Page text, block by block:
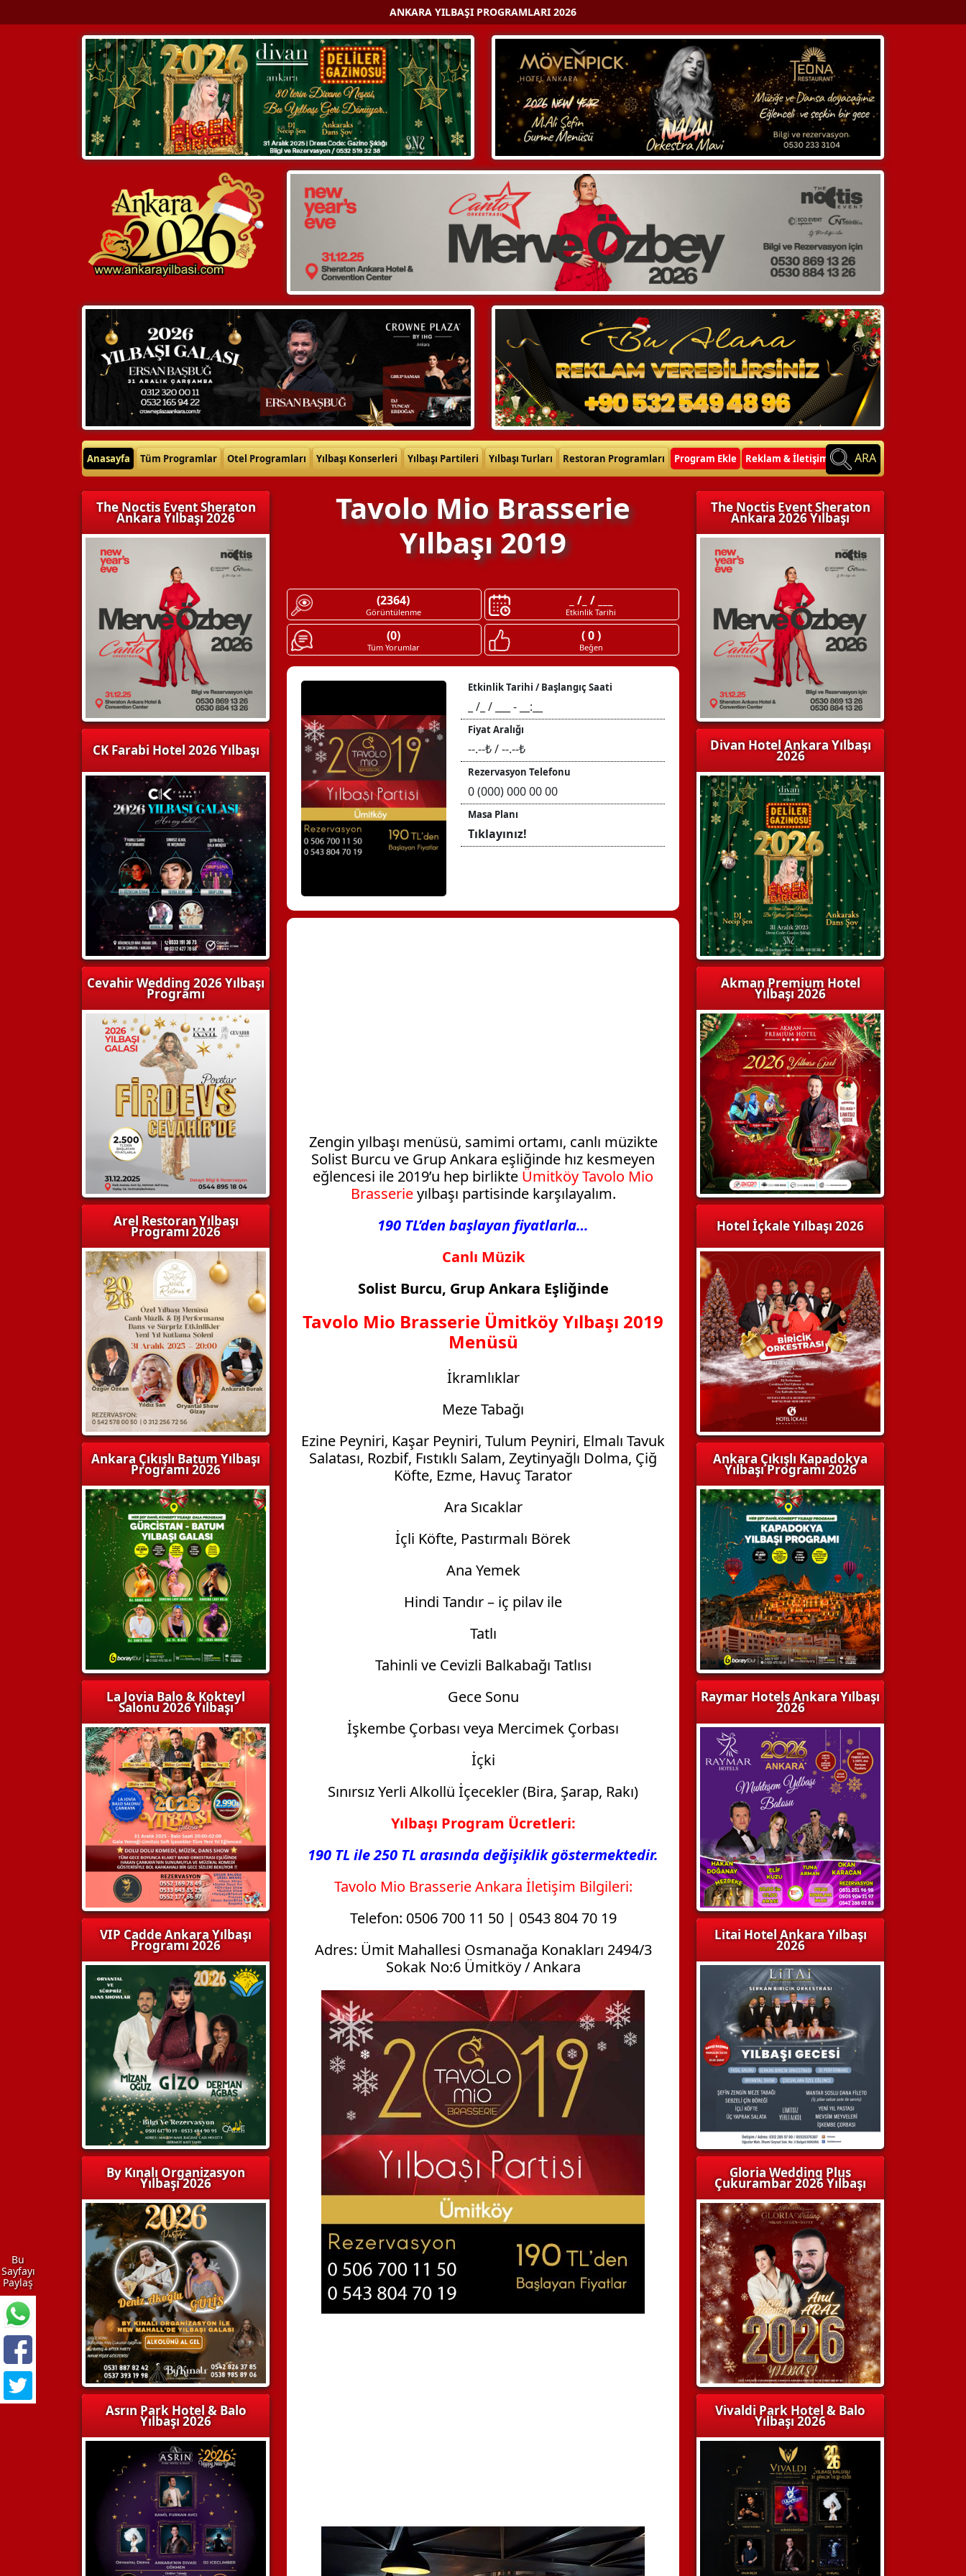
ANKARA YILBAŞI PROGRAMLARI 2026
Anasayfa Tüm Programlar Otel Programları Yılbaşı Konserleri Yılbaşı Partileri Yılbaşı Turları Restoran Programları Program Ekle Reklam & İletişim ARA
The Noctis Event Sheraton
Ankara Yılbaşı 2026
CK Farabi Hotel 2026 Yılbaşı
Cevahir Wedding 2026 Yılbaşı
Programı
Arel Restoran Yılbaşı
Programı 2026
Ankara Çıkışlı Batum Yılbaşı
Programı 2026
La Jovia Balo & Kokteyl
Salonu 2026 Yılbaşı
VIP Cadde Ankara Yılbaşı
Programı 2026
By Kınalı Organizasyon
Yılbaşı 2026
Asrın Park Hotel & Balo
Yılbaşı 2026
Tavolo Mio Brasserie
Yılbaşı 2019
(2364)
Görüntülenme
_ /_ / ___
Etkinlik Tarihi
(0)
Tüm Yorumlar
( 0 )
Beğen
Etkinlik Tarihi / Başlangıç Saati
_ /_ / ___ - __:__
Fiyat Aralığı
--.--₺ / --.--₺
Rezervasyon Telefonu
0 (000) 000 00 00
Masa Planı
Tıklayınız!
Zengin yılbaşı menüsü, samimi ortamı, canlı müzikte
Solist Burcu ve Grup Ankara eşliğinde hız kesmeyen
eğlencesi ile 2019’u hep birlikte Ümitköy Tavolo Mio
Brasserieyılbaşı partisinde karşılayalım.
190 TL’den başlayan fiyatlarla…
Canlı Müzik
Solist Burcu, Grup Ankara Eşliğinde
Tavolo Mio Brasserie Ümitköy Yılbaşı 2019
Menüsü
İkramlıklar
Meze Tabağı
Ezine Peyniri, Kaşar Peyniri, Tulum Peyniri, Elmalı Tavuk
Salatası, Rozbif, Fıstıklı Salam, Zeytinyağlı Dolma, Çiğ
Köfte, Ezme, Havuç Tarator
Ara Sıcaklar
İçli Köfte, Pastırmalı Börek
Ana Yemek
Hindi Tandır – iç pilav ile
Tatlı
Tahinli ve Cevizli Balkabağı Tatlısı
Gece Sonu
İşkembe Çorbası veya Mercimek Çorbası
İçki
Sınırsız Yerli Alkollü İçecekler (Bira, Şarap, Rakı)
Yılbaşı Program Ücretleri:
190 TL ile 250 TL arasında değişiklik göstermektedir.
Tavolo Mio Brasserie Ankara İletişim Bilgileri:
Telefon: 0506 700 11 50 | 0543 804 70 19
Adres: Ümit Mahallesi Osmanağa Konakları 2494/3
Sokak No:6 Ümitköy / Ankara
The Noctis Event Sheraton
Ankara 2026 Yılbaşı
Divan Hotel Ankara Yılbaşı
2026
Akman Premium Hotel
Yılbaşı 2026
Hotel İçkale Yılbaşı 2026
Ankara Çıkışlı Kapadokya
Yılbaşı Programı 2026
Raymar Hotels Ankara Yılbaşı
2026
Litai Hotel Ankara Yılbaşı
2026
Gloria Wedding Plus
Çukurambar 2026 Yılbaşı
Vivaldi Park Hotel & Balo
Yılbaşı 2026
Bu
Sayfayı
Paylaş